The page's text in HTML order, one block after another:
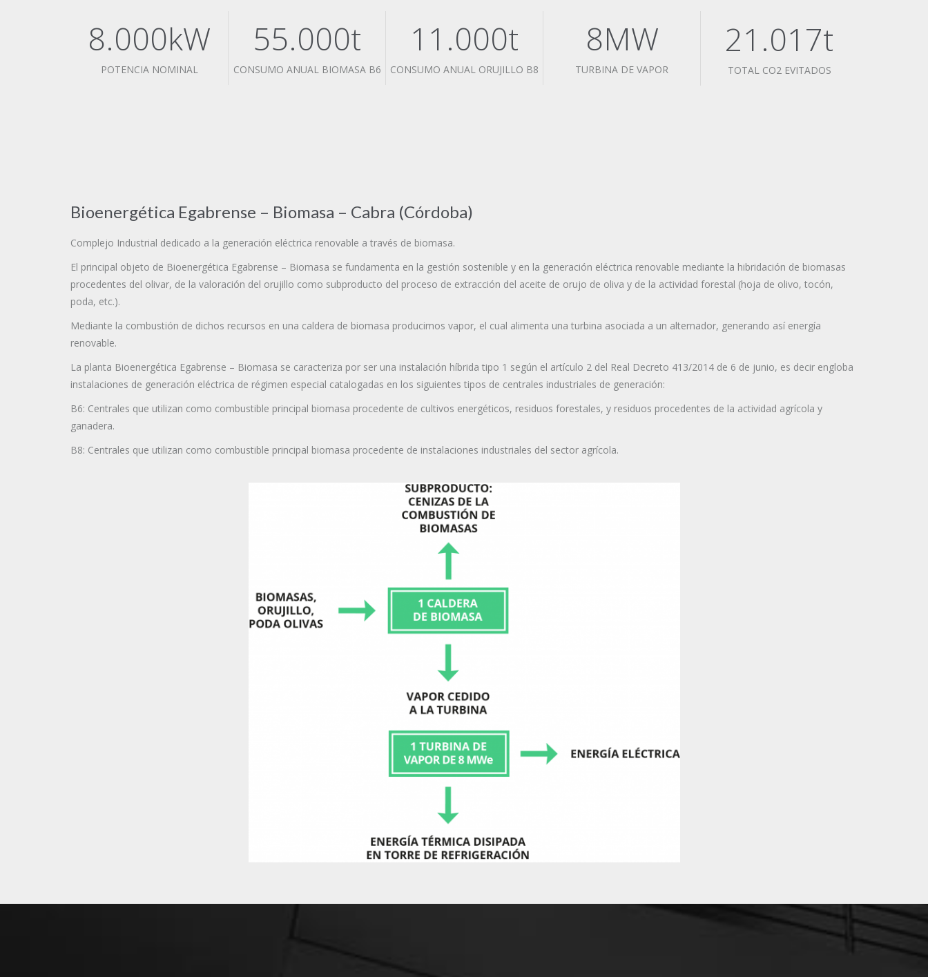
8.000kW
POTENCIA NOMINAL
55.000t
CONSUMO ANUAL BIOMASA B6
11.000t
CONSUMO ANUAL ORUJILLO B8
8MW
TURBINA DE VAPOR
21.017t
TOTAL CO2 EVITADOS
Bioenergética Egabrense – Biomasa – Cabra (Córdoba)
Complejo Industrial dedicado a la generación eléctrica renovable a través de biomasa.
El principal objeto de Bioenergética Egabrense – Biomasa se fundamenta en la gestión sostenible y en la generación eléctrica renovable mediante la hibridación de biomasas
procedentes del olivar, de la valoración del orujillo como subproducto del proceso de extracción del aceite de orujo de oliva y de la actividad forestal (hoja de olivo, tocón,
poda, etc.).
Mediante la combustión de dichos recursos en una caldera de biomasa producimos vapor, el cual alimenta una turbina asociada a un alternador, generando así energía
renovable.
La planta Bioenergética Egabrense – Biomasa se caracteriza por ser una instalación híbrida tipo 1 según el artículo 2 del Real Decreto 413/2014 de 6 de junio, es decir engloba
instalaciones de generación eléctrica de régimen especial catalogadas en los siguientes tipos de centrales industriales de generación:
B6: Centrales que utilizan como combustible principal biomasa procedente de cultivos energéticos, residuos forestales, y residuos procedentes de la actividad agrícola y
ganadera.
B8: Centrales que utilizan como combustible principal biomasa procedente de instalaciones industriales del sector agrícola.